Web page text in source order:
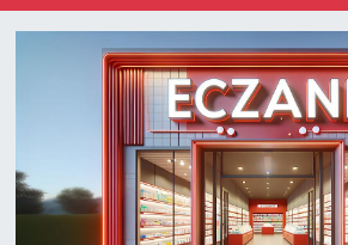
Son Dakika Haberleri
Haber Arşivi